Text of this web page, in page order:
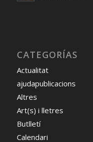
CATEGORÍAS
Actualitat
ajudapublicacions
Altres
Art(s) i lletres
Butlletí
Calendari